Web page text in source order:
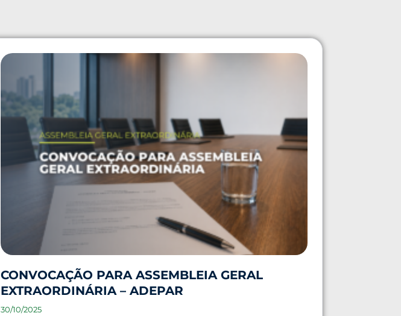
CONVOCAÇÃO PARA ASSEMBLEIA GERAL
EXTRAORDINÁRIA – ADEPAR
30/10/2025